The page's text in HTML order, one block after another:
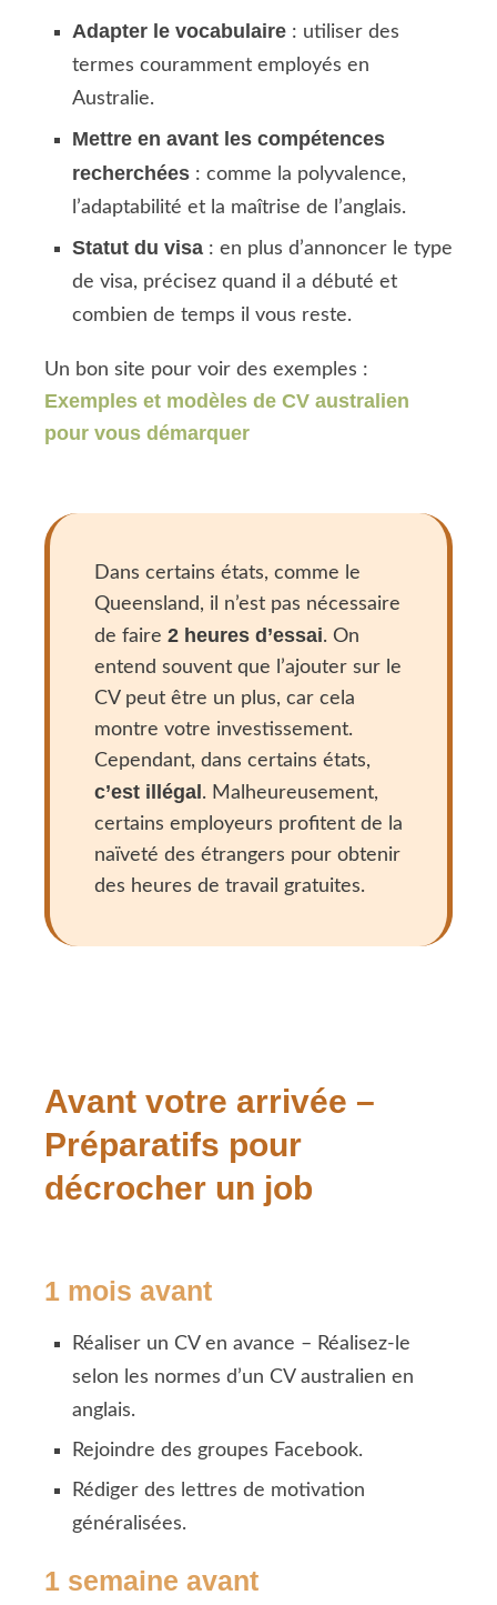
Adapter le vocabulaire : utiliser des
termes couramment employés en
Australie.
Mettre en avant les compétences
recherchées : comme la polyvalence,
l’adaptabilité et la maîtrise de l’anglais.
Statut du visa : en plus d’annoncer le type
de visa, précisez quand il a débuté et
combien de temps il vous reste.
Un bon site pour voir des exemples :
Exemples et modèles de CV australien
pour vous démarquer
Dans certains états, comme le
Queensland, il n’est pas nécessaire
de faire 2 heures d’essai. On
entend souvent que l’ajouter sur le
CV peut être un plus, car cela
montre votre investissement.
Cependant, dans certains états,
c’est illégal. Malheureusement,
certains employeurs profitent de la
naïveté des étrangers pour obtenir
des heures de travail gratuites.
Avant votre arrivée –
Préparatifs pour
décrocher un job
1 mois avant
Réaliser un CV en avance – Réalisez-le
selon les normes d’un CV australien en
anglais.
Rejoindre des groupes Facebook.
Rédiger des lettres de motivation
généralisées.
1 semaine avant